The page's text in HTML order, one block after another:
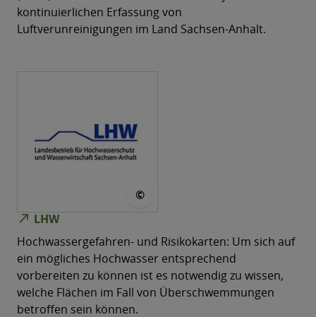
kontinuierlichen Erfassung von
Luftverunreinigungen im Land Sachsen-​Anhalt.
©
north_east LHW
Hochwassergefahren-​ und Risikokarten: Um sich auf
ein mögliches Hochwasser entsprechend
vorbereiten zu können ist es notwendig zu wissen,
welche Flächen im Fall von Überschwemmungen
betroffen sein können.